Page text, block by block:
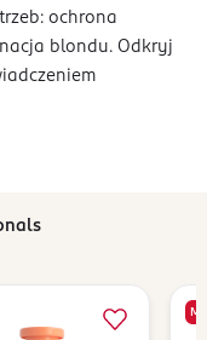
ochrona
blondu. Odkryj